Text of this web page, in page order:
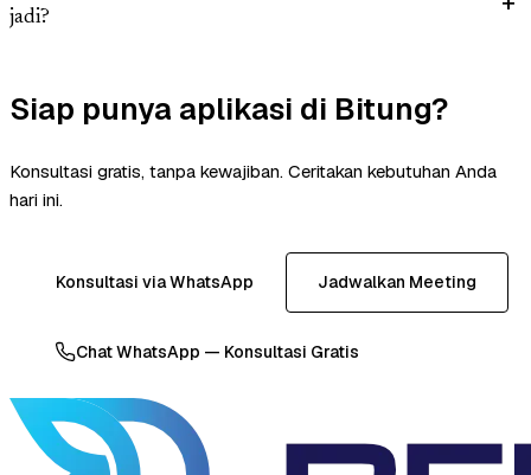
jadi?
Siap punya aplikasi di Bitung?
Konsultasi gratis, tanpa kewajiban. Ceritakan kebutuhan Anda
hari ini.
Konsultasi via WhatsApp Jadwalkan Meeting
Chat WhatsApp — Konsultasi Gratis